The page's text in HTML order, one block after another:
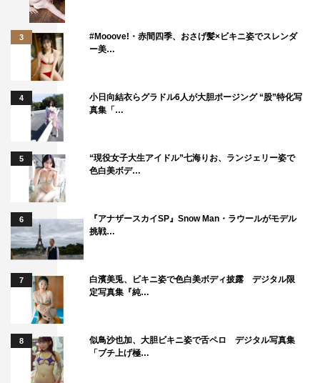
3
#Mooove!・赤間四季、おさげ髪×ビキニ姿でスレンダ
ー美…
4
小日向結衣らグラドル6人が大胆ポージング “股”特化写
真集「…
5
“現役女子大生アイドル”七海りお、ランジェリー姿で
色白美ボデ…
6
『アナザースカイSP』Snow Man・ラウールがモデル
挑戦…
7
白濱美兎、ビキニ姿で色白美ボディ披露 デジタル限
定写真集『純…
8
似鳥沙也加、大胆ビキニ姿で舌ペロ デジタル写真集
「ブチ上げ極…